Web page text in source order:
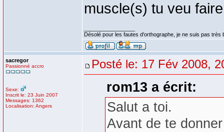
muscle(s) tu veu
Désolé pour les fautes d'orthographe, je ne suis pas très
sacregor
Passionné accro
Sexe:
Inscrit le: 23 Juin 2007
Messages: 1362
Localisation: Angers
Posté le: 17 Fév 2008,
rom13 a écrit:
Salut a toi.
Avant de te